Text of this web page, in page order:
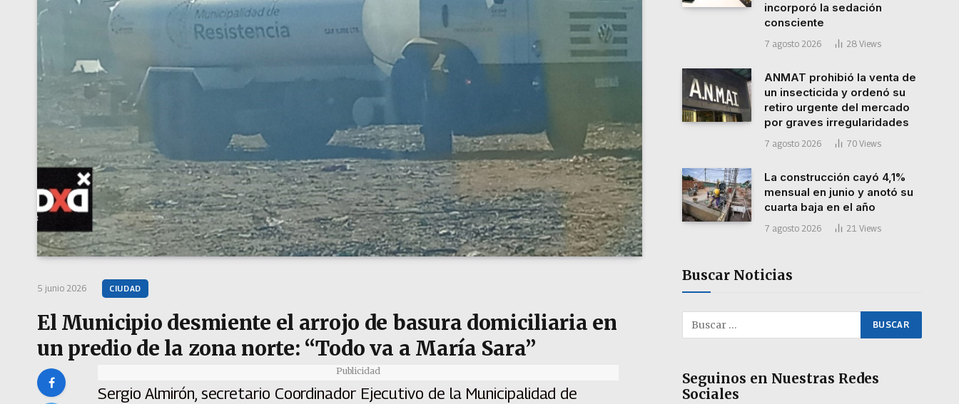
5 junio 2026 CIUDAD
El Municipio desmiente el arrojo de basura domiciliaria en
un predio de la zona norte: “Todo va a María Sara”
Publicidad
Sergio Almirón, secretario Coordinador Ejecutivo de la Municipalidad de
incorporó la sedación
consciente
7 agosto 2026 28 Views
ANMAT prohibió la venta de
un insecticida y ordenó su
retiro urgente del mercado
por graves irregularidades
7 agosto 2026 70 Views
La construcción cayó 4,1%
mensual en junio y anotó su
cuarta baja en el año
7 agosto 2026 21 Views
Buscar Noticias
Seguinos en Nuestras Redes
Sociales